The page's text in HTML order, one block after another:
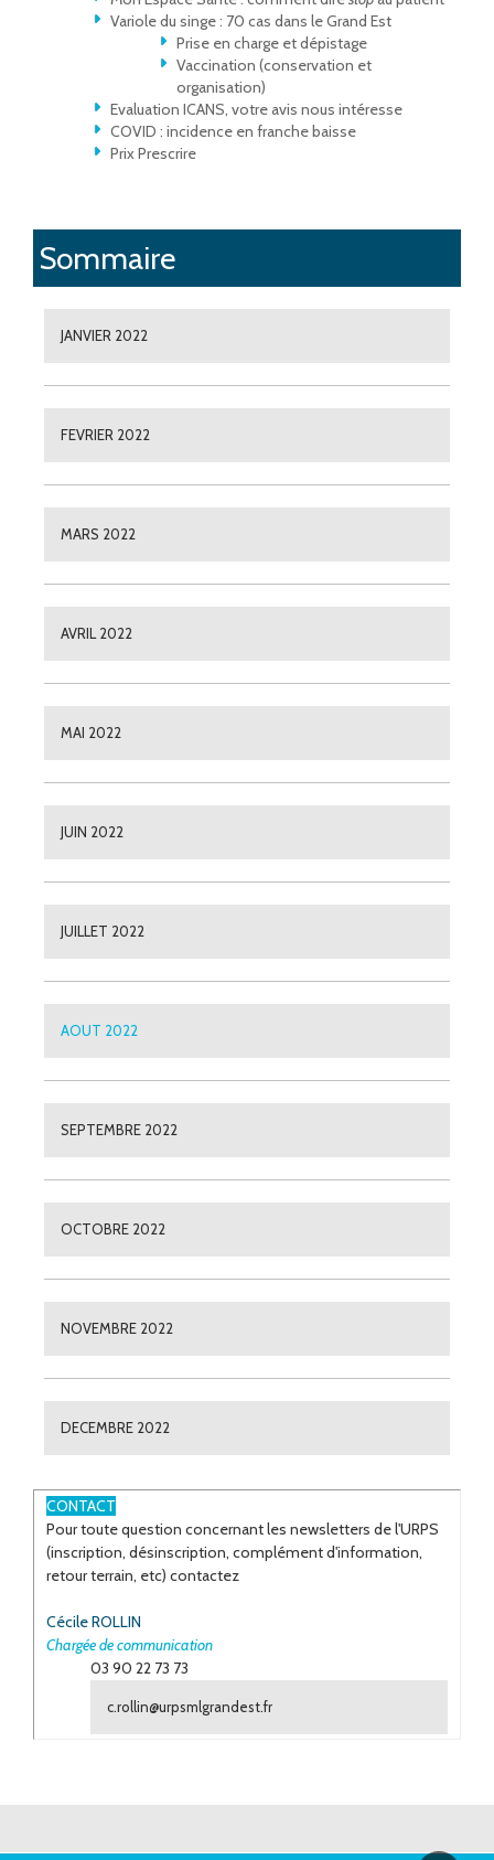
Variole du singe : 70 cas dans le Grand Est
Prise en charge et dépistage
Vaccination (conservation et
organisation)
Evaluation ICANS, votre avis nous intéresse
COVID : incidence en franche baisse
Prix Prescrire
Sommaire
JANVIER 2022
FEVRIER 2022
MARS 2022
AVRIL 2022
MAI 2022
JUIN 2022
JUILLET 2022
AOUT 2022
SEPTEMBRE 2022
OCTOBRE 2022
NOVEMBRE 2022
DECEMBRE 2022
CONTACT
Pour toute question concernant les newsletters de l'URPS
(inscription, désinscription, complément d'information,
retour terrain, etc) contactez
Cécile ROLLIN
Chargée de communication
03 90 22 73 73
c.rollin@urpsmlgrandest.fr